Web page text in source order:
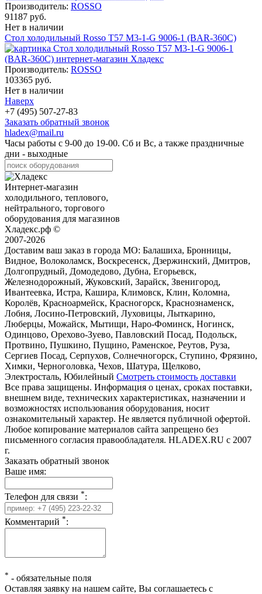
Производитель: ROSSO
91187 руб.
Нет в наличии
Стол холодильный Rosso T57 M3-1-G 9006-1 (BAR-360C)
Производитель: ROSSO
103365 руб.
Нет в наличии
Наверх
+7 (495) 507-27-83
Заказать обратный звонок
hladex@mail.ru
Часы работы с 9-00 до 19-00. Сб и Вс, а также праздничные
дни - выходные
Интернет-магазин
холодильного, теплового,
нейтрального, торгового
оборудования для магазинов
Хладекс.рф ©
2007-2026
Доставим ваш заказ в города МО: Балашиха, Бронницы,
Видное, Волоколамск, Воскресенск, Дзержинский, Дмитров,
Долгопрудный, Домодедово, Дубна, Егорьевск,
Железнодорожный, Жуковский, Зарайск, Звенигород,
Ивантеевка, Истра, Кашира, Климовск, Клин, Коломна,
Королёв, Красноармейск, Красногорск, Краснознаменск,
Лобня, Лосино-Петровский, Луховицы, Лыткарино,
Люберцы, Можайск, Мытищи, Наро-Фоминск, Ногинск,
Одинцово, Орехово-Зуево, Павловский Посад, Подольск,
Протвино, Пушкино, Пущино, Раменское, Реутов, Руза,
Сергиев Посад, Серпухов, Солнечногорск, Ступино, Фрязино,
Химки, Черноголовка, Чехов, Шатура, Щелково,
Электросталь, Юбилейный Смотреть стоимость доставки
Все права защищены. Информация о ценах, сроках поставки,
внешнем виде, технических характеристиках, назначении и
возможностях использования оборудования, носит
ознакомительный характер. Не является публичной офертой.
Любое копирование материалов сайта запрещено без
письменного согласия правообладателя. HLADEX.RU c 2007
г.
Заказать обратный звонок
Ваше имя:
Телефон для связи *:
Комментарий *:
* - обязательные поля
Оставляя заявку на нашем сайте, Вы соглашаетесь с